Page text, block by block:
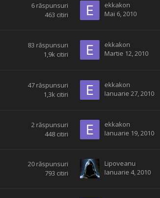
6 răspunsuri
463 citiri
ekkakon
Mai 6, 2010
83 răspunsuri
1,9k citiri
ekkakon
Martie 12, 2010
47 răspunsuri
1,3k citiri
ekkakon
Ianuarie 27, 2010
2 răspunsuri
448 citiri
ekkakon
Ianuarie 19, 2010
20 răspunsuri
793 citiri
Lipoveanu
Ianuarie 4, 2010